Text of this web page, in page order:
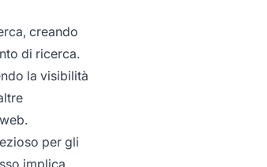
creando
di ricerca.
la visibilità
per gli
implica